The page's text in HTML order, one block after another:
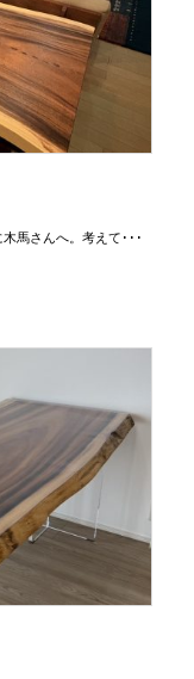
馬さんへ。考えて･･･